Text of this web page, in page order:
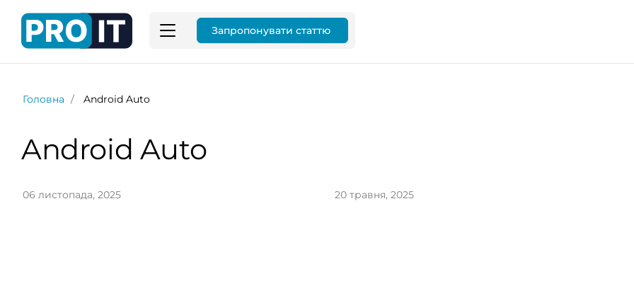
Запропонувати статтю
Головна Android Auto
Android Auto
06 листопада, 2025 20 травня, 2025